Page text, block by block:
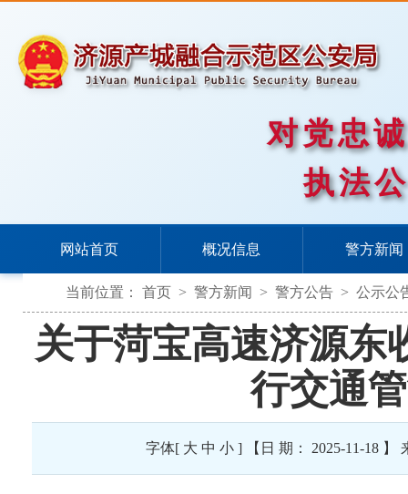
对党忠
执法
网站首页 概况信息 警方新闻
当前位置： 首页 > 警方新闻 > 警方公告 > 公示公
关于菏宝高速济源东
行交通
字体[ 大 中 小 ] 【日 期： 2025-11-18